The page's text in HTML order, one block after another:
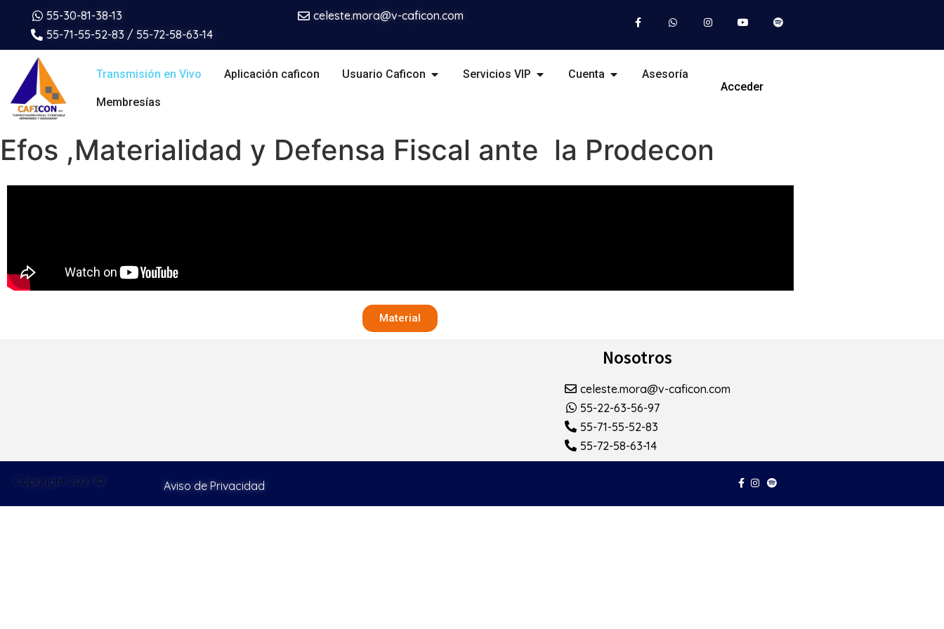
55-30-81-38-13
55-71-55-52-83 / 55-72-58-63-14
celeste.mora@v-caficon.com
Transmisión en Vivo Aplicación caficon Usuario Caficon Servicios VIP Cuenta Asesoría
Membresías
Acceder
Efos ,Materialidad y Defensa Fiscal ante la Prodecon
Material
Nosotros
celeste.mora@v-caficon.com
55-22-63-56-97
55-71-55-52-83
55-72-58-63-14
Copyright 2021 © Aviso de Privacidad